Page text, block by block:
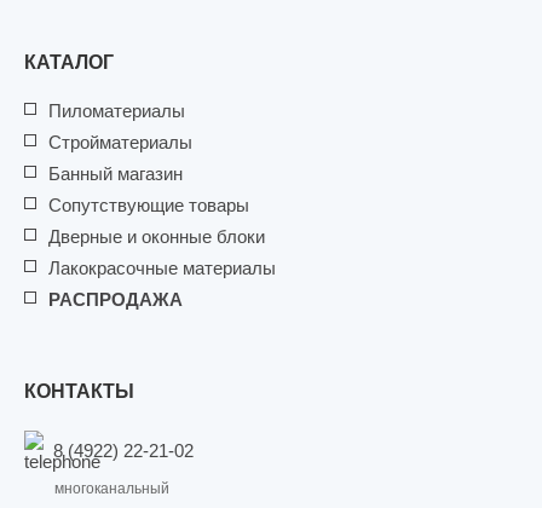
КАТАЛОГ
Пиломатериалы
Стройматериалы
Банный магазин
Сопутствующие товары
Дверные и оконные блоки
Лакокрасочные материалы
РАСПРОДАЖА
КОНТАКТЫ
8 (4922) 22-21-02
многоканальный